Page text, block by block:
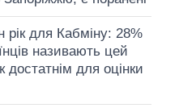
рік для Кабміну: 28%
називають цей
достатнім для оцінки